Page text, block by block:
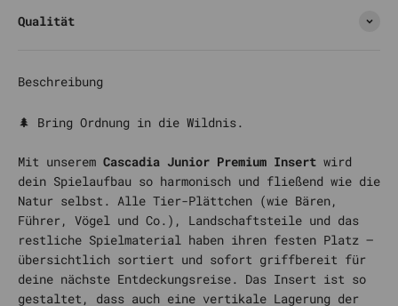
Qualität
Beschreibung
🌲 Bring Ordnung in die Wildnis.
Mit unserem Cascadia Junior Premium Insert wird
dein Spielaufbau so harmonisch und fließend wie die
Natur selbst. Alle Tier-Plättchen (wie Bären,
Führer, Vögel und Co.), Landschaftsteile und das
restliche Spielmaterial haben ihren festen Platz –
übersichtlich sortiert und sofort griffbereit für
deine nächste Entdeckungsreise. Das Insert ist so
gestaltet, dass auch eine vertikale Lagerung der